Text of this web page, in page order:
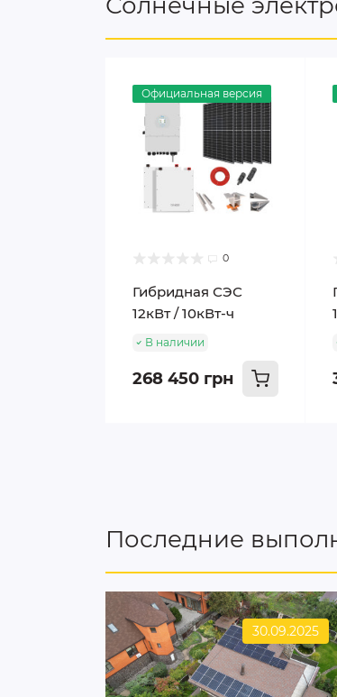
Официальная версия
0
Гибридная СЭС
12кВт / 10кВт-ч
В наличии
268 450 грн
Последние
30.09.2025